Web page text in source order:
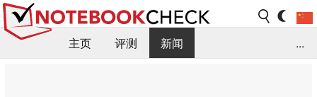
主页 评测
新闻
...